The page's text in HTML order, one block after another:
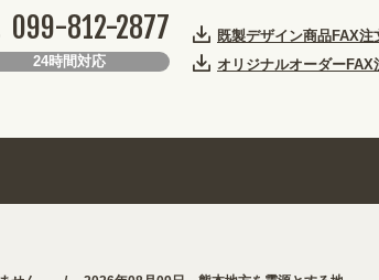
099-812-2877
24時間対応
既製デザイン商品FAX注
オリジナルオーダーFAX